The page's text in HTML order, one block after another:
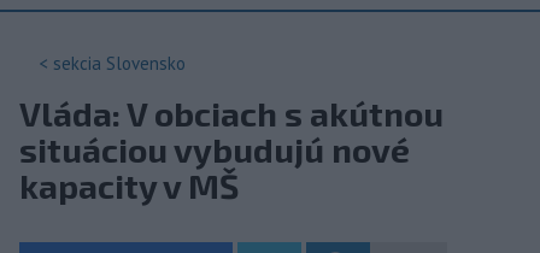
< sekcia Slovensko
Vláda: V obciach s akútnou
situáciou vybudujú nové
kapacity v MŠ